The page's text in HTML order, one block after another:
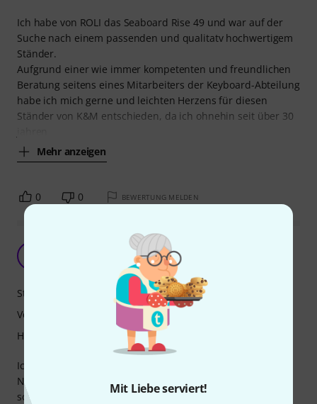
Mit Liebe serviert!
Ich habe von ROLI das Seaboard Rise 49 und war auf der
Suche nach einem passenden und qualitatv hochwertigem
Ständer.
Aufgrund einer wie immer kompetenten und freundlichen
Beratung seitens eines Mitarbeiters der Keyboard-Abteilung
habe ich mich gerne und leichten Herzens für diesen
Ständer von K&M entschieden, da ich ohnehin seit über 30
Mehr anzeigen
0 0 BEWERTUNG MELDEN
Super für mein Stagepiano
Solemn1 24.10.2025
Ich nutze den Ständer seit 1,5 Jahren zuhause mit meinem
Nord Piano 5 mit 88 Tasten. Für ähnliche, große und
schwere Stagepianos, Synths und Keyboards ab 61 Tasten
Stabilität
Verarbeitung
Handling